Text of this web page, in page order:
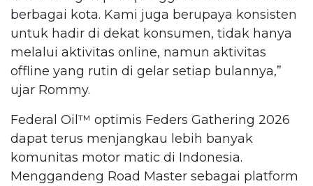
berbagai kota. Kami juga berupaya konsisten
untuk hadir di dekat konsumen, tidak hanya
melalui aktivitas online, namun aktivitas
offline yang rutin di gelar setiap bulannya,”
ujar Rommy.
Federal Oil™️ optimis Feders Gathering 2026
dapat terus menjangkau lebih banyak
komunitas motor matic di Indonesia.
Menggandeng Road Master sebagai platform